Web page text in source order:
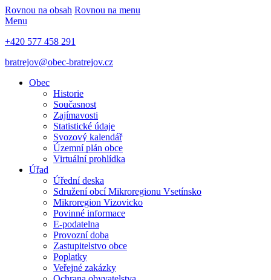
Rovnou na obsah Rovnou na menu
Menu
+420 577 458 291
bratrejov@obec-bratrejov.cz
Obec
Historie
Současnost
Zajímavosti
Statistické údaje
Svozový kalendář
Územní plán obce
Virtuální prohlídka
Úřad
Úřední deska
Sdružení obcí Mikroregionu Vsetínsko
Mikroregion Vizovicko
Povinné informace
E-podatelna
Provozní doba
Zastupitelstvo obce
Poplatky
Veřejné zakázky